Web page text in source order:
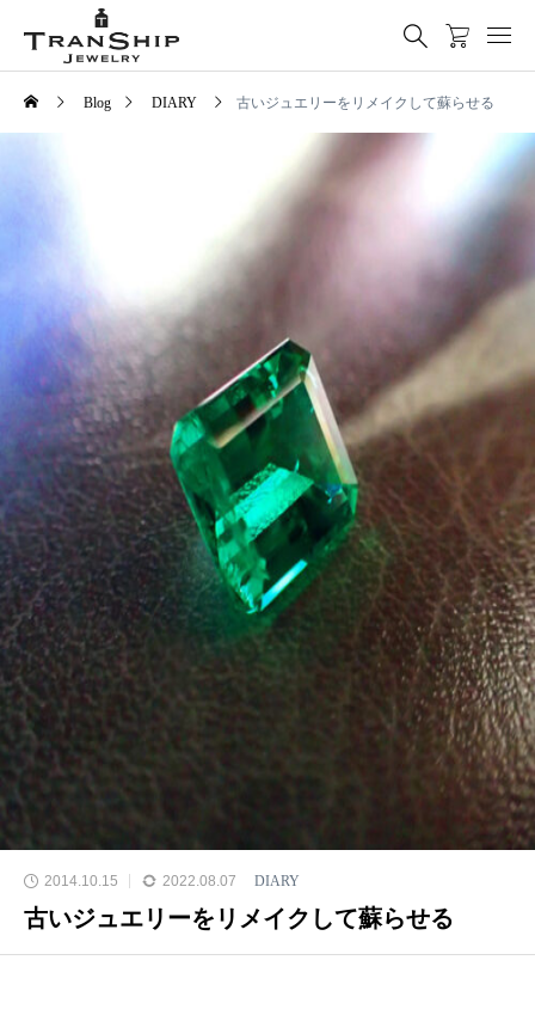
Blog DIARY 古いジュエリーをリメイクして蘇らせる
2014.10.15 2022.08.07 DIARY
古いジュエリーをリメイクして蘇らせる